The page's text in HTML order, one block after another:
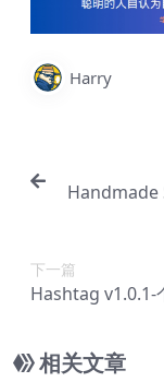
Harry
Handmade
下一篇
Hashtag v1.0.1-
相关文章